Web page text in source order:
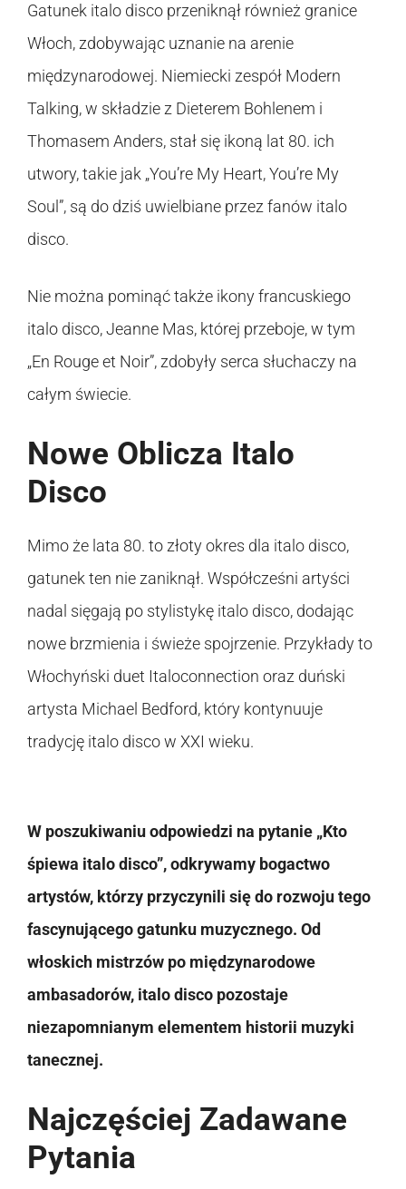
Gatunek italo disco przeniknął również granice
Włoch, zdobywając uznanie na arenie
międzynarodowej. Niemiecki zespół Modern
Talking, w składzie z Dieterem Bohlenem i
Thomasem Anders, stał się ikoną lat 80. ich
utwory, takie jak „You’re My Heart, You’re My
Soul”, są do dziś uwielbiane przez fanów italo
disco.
Nie można pominąć także ikony francuskiego
italo disco, Jeanne Mas, której przeboje, w tym
„En Rouge et Noir”, zdobyły serca słuchaczy na
całym świecie.
Nowe Oblicza Italo
Disco
Mimo że lata 80. to złoty okres dla italo disco,
gatunek ten nie zaniknął. Współcześni artyści
nadal sięgają po stylistykę italo disco, dodając
nowe brzmienia i świeże spojrzenie. Przykłady to
Włochyński duet Italoconnection oraz duński
artysta Michael Bedford, który kontynuuje
tradycję italo disco w XXI wieku.
W poszukiwaniu odpowiedzi na pytanie „Kto
śpiewa italo disco”, odkrywamy bogactwo
artystów, którzy przyczynili się do rozwoju tego
fascynującego gatunku muzycznego. Od
włoskich mistrzów po międzynarodowe
ambasadorów, italo disco pozostaje
niezapomnianym elementem historii muzyki
tanecznej.
Najczęściej Zadawane
Pytania